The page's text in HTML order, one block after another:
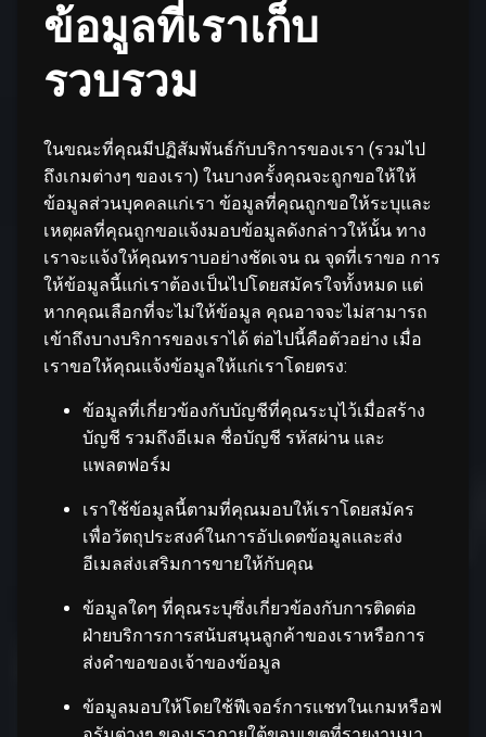
ข้อมูลที่เราเก็บ
รวบรวม
ในขณะที่คุณมีปฏิสัมพันธ์กับบริการของเรา (รวมไป
ถึงเกมต่างๆ ของเรา) ในบางครั้งคุณจะถูกขอให้ให้
ข้อมูลส่วนบุคคลแก่เรา ข้อมูลที่คุณถูกขอให้ระบุและ
เหตุผลที่คุณถูกขอแจ้งมอบข้อมูลดังกล่าวให้นั้น ทาง
เราจะแจ้งให้คุณทราบอย่างชัดเจน ณ จุดที่เราขอ การ
ให้ข้อมูลนี้แก่เราต้องเป็นไปโดยสมัครใจทั้งหมด แต่
หากคุณเลือกที่จะไม่ให้ข้อมูล คุณอาจจะไม่สามารถ
เข้าถึงบางบริการของเราได้ ต่อไปนี้คือตัวอย่าง เมื่อ
เราขอให้คุณแจ้งข้อมูลให้แก่เราโดยตรง:
ข้อมูลที่เกี่ยวข้องกับบัญชีที่คุณระบุไว้เมื่อสร้าง
บัญชี รวมถึงอีเมล ชื่อบัญชี รหัสผ่าน และ
แพลตฟอร์ม
เราใช้ข้อมูลนี้ตามที่คุณมอบให้เราโดยสมัคร
เพื่อวัตถุประสงค์ในการอัปเดตข้อมูลและส่ง
อีเมลส่งเสริมการขายให้กับคุณ
ข้อมูลใดๆ ที่คุณระบุซึ่งเกี่ยวข้องกับการติดต่อ
ฝ่ายบริการการสนับสนุนลูกค้าของเราหรือการ
ส่งคำขอของเจ้าของข้อมูล
ข้อมูลมอบให้โดยใช้ฟีเจอร์การแชทในเกมหรือฟ